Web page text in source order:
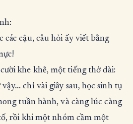
các cậu, câu hỏi ấy viết bằng
khe khẽ, một tiếng thở dài:
chỉ vài giây sau, học sinh tụ
tuần hành, và càng lúc càng
rồi khi một nhóm cầm một